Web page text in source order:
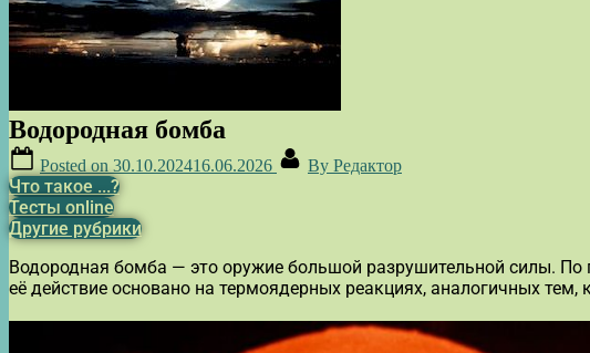
Водородная бомба
Posted on 30.10.202416.06.2026 By Редактор
Что такое ...?
Тесты online
Другие рубрики
Водородная бомба — это оружие большой разрушительной силы.
её действие основано на термоядерных реакциях, аналогичных